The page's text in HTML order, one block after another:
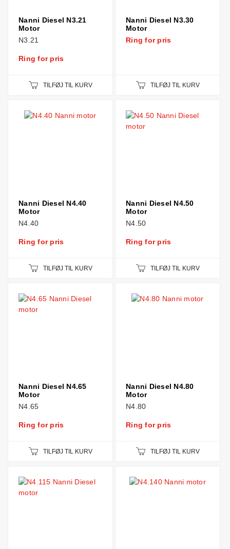
Nanni Diesel N3.21
Motor
N3.21
Ring for pris
TILFØJ TIL KURV
Nanni Diesel N3.30
Motor
Ring for pris
TILFØJ TIL KURV
Nanni Diesel N4.40
Motor
N4.40
Ring for pris
TILFØJ TIL KURV
Nanni Diesel N4.50
Motor
N4.50
Ring for pris
TILFØJ TIL KURV
Nanni Diesel N4.65
Motor
N4.65
Ring for pris
TILFØJ TIL KURV
Nanni Diesel N4.80
Motor
N4.80
Ring for pris
TILFØJ TIL KURV